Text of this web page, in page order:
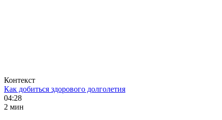
Контекст
Как добиться здорового долголетия
04:28
2 мин